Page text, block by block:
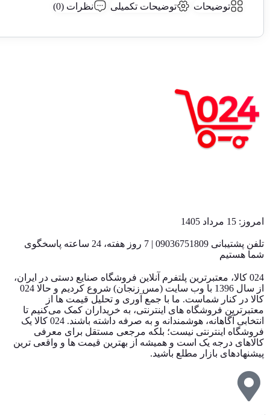
توضیحات توضیحات تکمیلی نظرات (0)
امروز: 15 مرداد 1405
تلفن پشتیبانی 09036751809 | 7 روز هفته، 24 ساعته پاسخگوی
شما هستیم
024 کالا، معتبرترین پلتفرم آنلاین فروشگاه صنایع دستی در ایران،
از سال 1396 با وب سایت (مس زنجان) شروع کردیم و حالا 024
کالا در کنار شماست. ما با جمع‌ آوری و تحلیل قیمت‌ ها از
معتبرترین فروشگاه‌ های اینترنتی، به خریداران کمک می‌کنیم تا
انتخابی آگاهانه، هوشمندانه و به‌ صرفه داشته باشند. 024 کالا یک
فروشگاه اینترنتی نیست؛ بلکه مرجعی مستقل برای معرفی
کالاهای درجه یک است و همیشه از بهترین قیمت‌ ها و واقعی‌ ترین
پیشنهادهای بازار مطلع باشید.